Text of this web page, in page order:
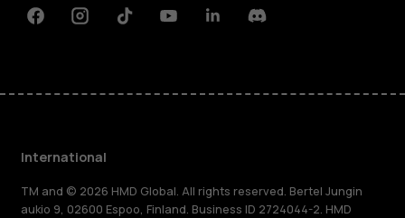
FacebookInstagramTiktokYoutubeLinkedinDiscord
International
TM and © 2026 HMD Global. All rights reserved. Bertel Jungin
aukio 9, 02600 Espoo, Finland. Business ID 2724044-2. HMD